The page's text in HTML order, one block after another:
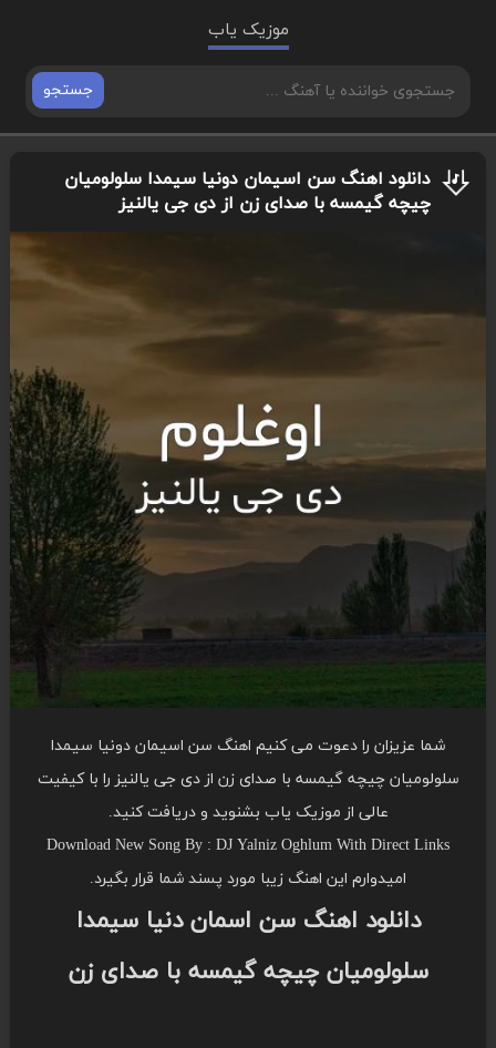
موزیک یاب
جستجو
دانلود اهنگ سن اسیمان دونیا سیمدا سلولومیان
چیچه گیمسه با صدای زن از دی جی یالنیز
شما عزیزان را دعوت می کنیم اهنگ سن اسیمان دونیا سیمدا
سلولومیان چیچه گیمسه با صدای زن از دی جی یالنیز را با کیفیت
عالی از موزیک یاب بشنوید و دریافت کنید.
Download New Song By : DJ Yalniz Oghlum With Direct Links
امیدوارم این اهنگ زیبا مورد پسند شما قرار بگیرد.
دانلود اهنگ سن اسمان دنیا سیمدا
سلولومیان چیچه گیمسه با صدای زن